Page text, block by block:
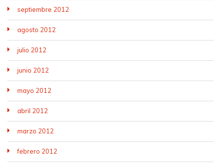
septiembre 2012
agosto 2012
julio 2012
junio 2012
mayo 2012
abril 2012
marzo 2012
febrero 2012